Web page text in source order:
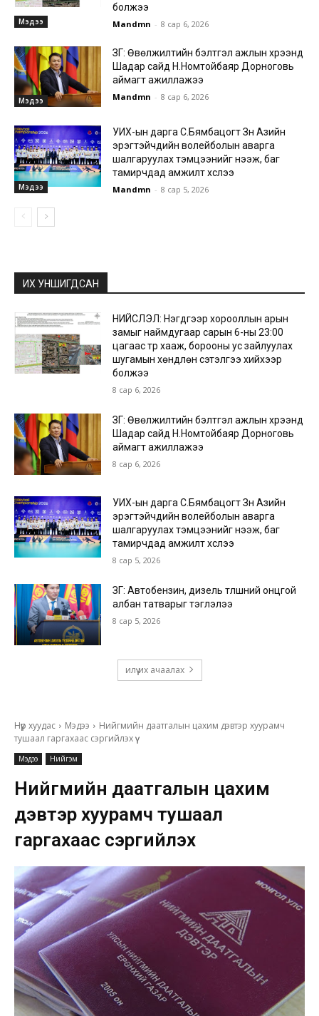
Мэдээ
болжээ
Mandmn - 8 сар 6, 2026
Мэдээ
ЗГ: Өвөлжилтийн бэлтгэл ажлын хүрээнд
Шадар сайд Н.Номтойбаяр Дорноговь
аймагт ажиллажээ
Mandmn - 8 сар 6, 2026
Мэдээ
УИХ-ын дарга С.Бямбацогт Зүүн Азийн
эрэгтэйчүүдийн волейболын аварга
шалгаруулах тэмцээнийг нээж, баг
тамирчдад амжилт хүслээ
Mandmn - 8 сар 5, 2026
ИХ УНШИГДСАН
НИЙСЛЭЛ: Нэгдүгээр хорооллын арын
замыг наймдугаар сарын 6-ны 23:00
цагаас түр хааж, борооны ус зайлуулах
шугамын хөндлөн сэтэлгээ хийхээр
болжээ
8 сар 6, 2026
ЗГ: Өвөлжилтийн бэлтгэл ажлын хүрээнд
Шадар сайд Н.Номтойбаяр Дорноговь
аймагт ажиллажээ
8 сар 6, 2026
УИХ-ын дарга С.Бямбацогт Зүүн Азийн
эрэгтэйчүүдийн волейболын аварга
шалгаруулах тэмцээнийг нээж, баг
тамирчдад амжилт хүслээ
8 сар 5, 2026
ЗГ: Автобензин, дизель түлшний онцгой
албан татварыг тэглэлээ
8 сар 5, 2026
илүү их ачаалах